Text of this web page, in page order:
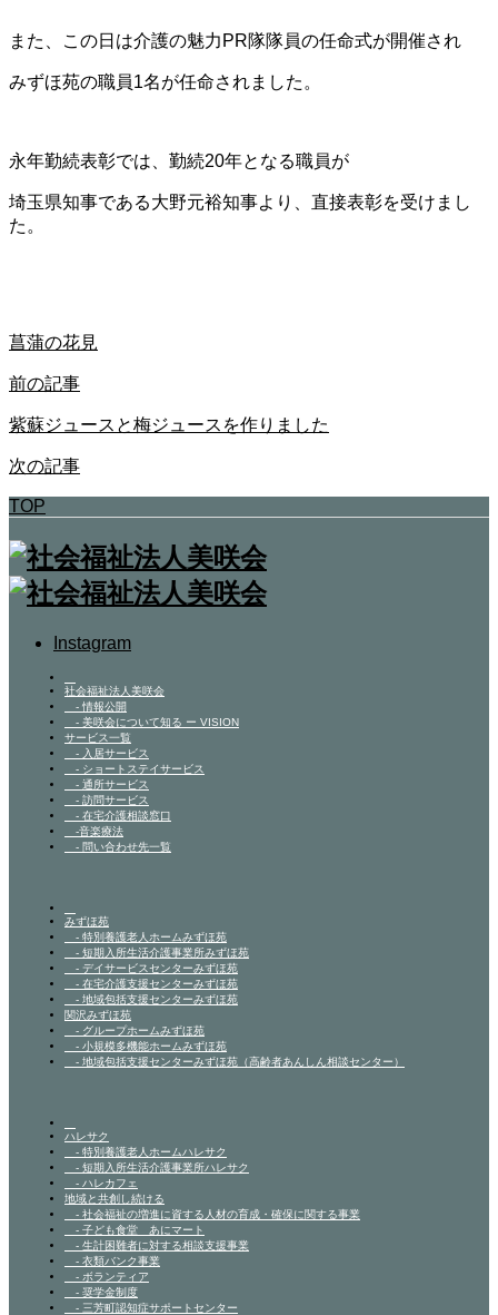
また、この日は介護の魅力PR隊隊員の任命式が開催され
みずほ苑の職員1名が任命されました。
永年勤続表彰では、勤続20年となる職員が
埼玉県知事である大野元裕知事より、直接表彰を受けまし
た。
菖蒲の花見
前の記事
紫蘇ジュースと梅ジュースを作りました
次の記事
TOP
Instagram
社会福祉法人美咲会
- 情報公開
- 美咲会について知る ー VISION
サービス一覧
- 入居サービス
- ショートステイサービス
- 通所サービス
- 訪問サービス
- 在宅介護相談窓口
-音楽療法
- 問い合わせ先一覧
みずほ苑
- 特別養護老人ホームみずほ苑
- 短期入所生活介護事業所みずほ苑
- デイサービスセンターみずほ苑
- 在宅介護支援センターみずほ苑
- 地域包括支援センターみずほ苑
関沢みずほ苑
- グループホームみずほ苑
- 小規模多機能ホームみずほ苑
- 地域包括支援センターみずほ苑（高齢者あんしん相談センター）
ハレサク
- 特別養護老人ホームハレサク
- 短期入所生活介護事業所ハレサク
- ハレカフェ
地域と共創し続ける
- 社会福祉の増進に資する人材の育成・確保に関する事業
- 子ども食堂 あにマート
- 生計困難者に対する相談支援事業
- 衣類バンク事業
- ボランティア
- 奨学金制度
- 三芳町認知症サポートセンター